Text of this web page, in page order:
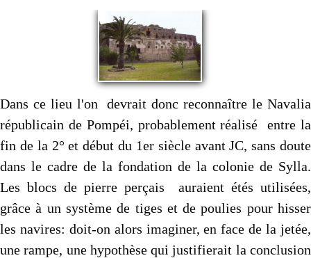
Dans ce lieu l'on devrait donc reconnaître le Navalia
républicain de Pompéi, probablement réalisé entre la
fin de la 2° et début du 1er siècle avant JC, sans doute
dans le cadre de la fondation de la colonie de Sylla.
Les blocs de pierre perçais auraient étés utilisées,
grâce à un système de tiges et de poulies pour hisser
les navires: doit-on alors imaginer, en face de la jetée,
une rampe, une hypothèse qui justifierait la conclusion